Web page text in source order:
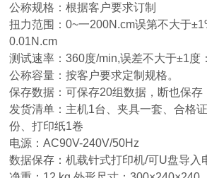
公称规格：根据客户要求订制
扭力范围：0~一200N.cm误第不大于
0.01N.cm
测试速率：360度/min,误差不大于±1度：
公称容量：按客户要求定制规格。
保存数据：可保存20组数据，断也保存
发货清单：主机1台、夹具一套、合格
份、打印纸1卷
电源：AC90V-240V/50Hz
数据保存：机载针式打印机/可U盘导入